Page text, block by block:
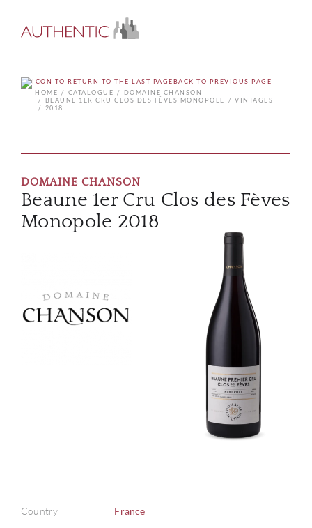
BACK TO PREVIOUS PAGE
HOME
CATALOGUE
DOMAINE CHANSON
BEAUNE 1ER CRU CLOS DES FÈVES MONOPOLE
VINTAGES
2018
DOMAINE CHANSON
Beaune 1er Cru Clos des Fèves
Monopole 2018
Country France